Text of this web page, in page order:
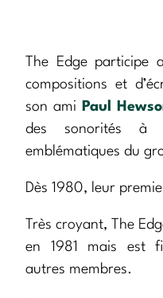
The Edge participe
compositions et
son ami
Paul
des sonorités à
emblématiques du
Dès 1980, leur
Très croyant, The
en 1981 mais est
autres membres.